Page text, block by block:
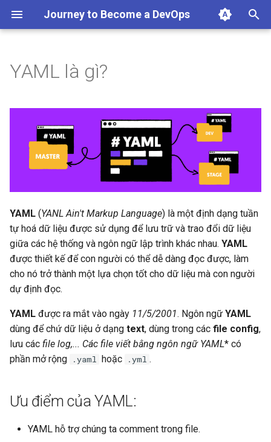
Journey to Become a DevOps
t
a
t
s
c
Ưu điểm của YAML:
So sánh YAML với JSON và
So sánh XML với YAML
So sánh JSON với YAML
Các tính năng cơ bản của
YAML
Cú pháp YAML
YAML có thể làm được gì
Các ví dụ sử dụng YAML
Cách sử dụng kiểu dữ liệu
Sử dụng giá trị Boolean
Tạo list trong ngôn ngữ
YAML là gì?
YAML (YANL Ain't Markup Language) là một định dạng tuần
tự hoá dữ liệu được sử dụng để lưu trữ và trao đổi dữ liệu
giữa các hệ thống và ngôn ngữ lập trình khác nhau. YAML
được thiết kế để con người có thể dễ dàng đọc được, làm
cho nó trở thành một lựa chọn tốt cho dữ liệu mà con người
dự định đọc.
YAML được ra mắt vào ngày 11/5/2001. Ngôn ngữ YAML
dùng để chứ dữ liệu ở dạng text, dùng trong các file config,
lưu các file log,... Các file viết bằng ngôn ngữ YAML* có
phần mở rộng
.yaml hoặc .yml .
Ưu điểm của YAML:
YAML hỗ trợ chúng ta comment trong file.